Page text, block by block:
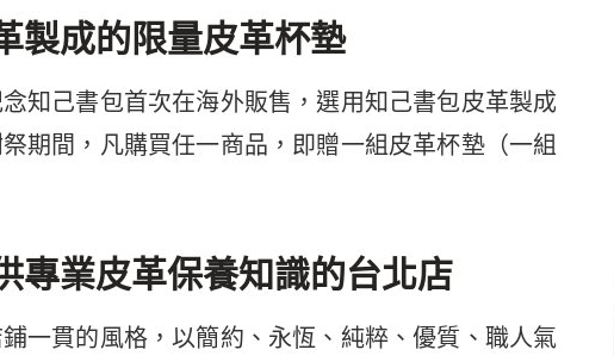
製成的限量皮革杯墊
知己書包首次在海外販售，選用知己書包皮革製成
期間，凡購買任一商品，即贈一組皮革杯墊（一組
專業皮革保養知識的台北店
一貫的風格，以簡約、永恆、純粹、優質、職人氣